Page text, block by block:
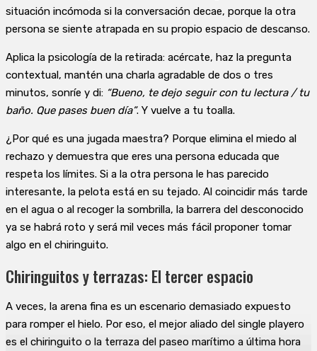
situación incómoda si la conversación decae, porque la otra
persona se siente atrapada en su propio espacio de descanso.
Aplica la psicología de la retirada: acércate, haz la pregunta
contextual, mantén una charla agradable de dos o tres
minutos, sonríe y di: “Bueno, te dejo seguir con tu lectura / tu
baño. Que pases buen día”. Y vuelve a tu toalla.
¿Por qué es una jugada maestra? Porque elimina el miedo al
rechazo y demuestra que eres una persona educada que
respeta los límites. Si a la otra persona le has parecido
interesante, la pelota está en su tejado. Al coincidir más tarde
en el agua o al recoger la sombrilla, la barrera del desconocido
ya se habrá roto y será mil veces más fácil proponer tomar
algo en el chiringuito.
Chiringuitos y terrazas: El tercer espacio
A veces, la arena fina es un escenario demasiado expuesto
para romper el hielo. Por eso, el mejor aliado del single playero
es el chiringuito o la terraza del paseo marítimo a última hora